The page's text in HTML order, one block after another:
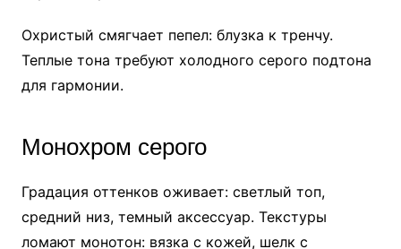
Охристый смягчает пепел: блузка к тренчу.
Теплые тона требуют холодного серого подтона
для гармонии.
Монохром серого
Градация оттенков оживает: светлый топ,
средний низ, темный аксессуар. Текстуры
ломают монотон: вязка с кожей, шелк с